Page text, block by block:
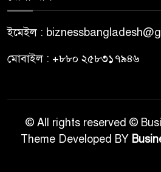
ইমেইল :
মোবাইল : +৮৮০ ২৫৮৩১৭৯৪৬
© All rights reserved ©
Theme Developed BY